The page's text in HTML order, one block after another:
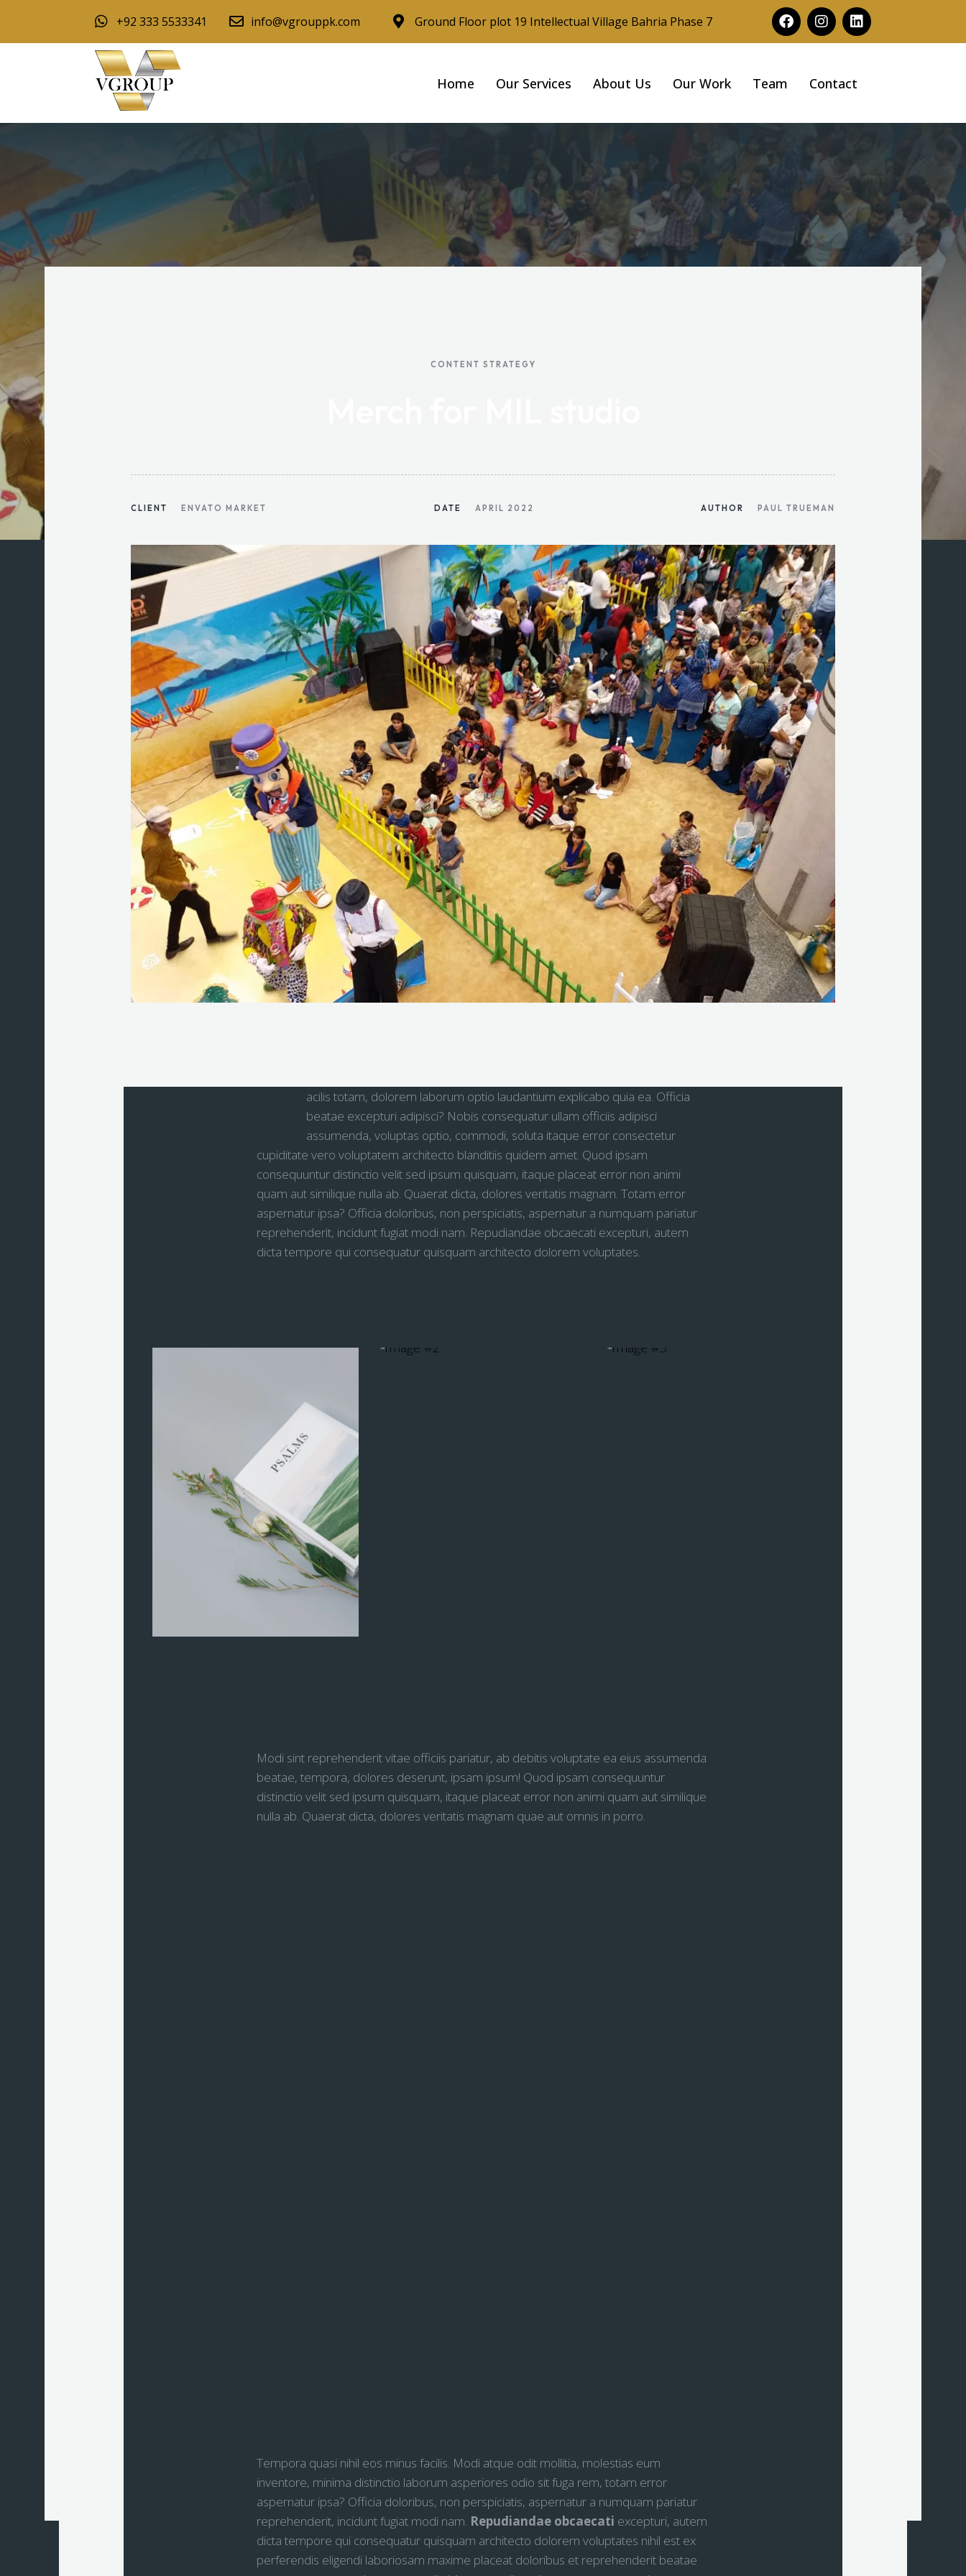
+92 333 5533341 info@vgrouppk.com Ground Floor plot 19 Intellectual Village Bahria Phase 7
Home Our Services About Us Our Work Team Contact
CONTENT STRATEGY
CLIENT ENVATO MARKET DATE APRIL 2022 AUTHOR PAUL TRUEMAN
acilis totam, dolorem laborum optio laudantium explicabo quia ea. Officia
beatae excepturi adipisci? Nobis consequatur ullam officiis adipisci
assumenda, voluptas optio, commodi, soluta itaque error consectetur
cupiditate vero voluptatem architecto blanditiis quidem amet. Quod ipsam
consequuntur distinctio velit sed ipsum quisquam, itaque placeat error non animi
quam aut similique nulla ab. Quaerat dicta, dolores veritatis magnam. Totam error
aspernatur ipsa? Officia doloribus, non perspiciatis, aspernatur a numquam pariatur
reprehenderit, incidunt fugiat modi nam. Repudiandae obcaecati excepturi, autem
dicta tempore qui consequatur quisquam architecto dolorem voluptates.
Modi sint reprehenderit vitae officiis pariatur, ab debitis voluptate ea eius assumenda
beatae, tempora, dolores deserunt, ipsam ipsum! Quod ipsam consequuntur
distinctio velit sed ipsum quisquam, itaque placeat error non animi quam aut similique
nulla ab. Quaerat dicta, dolores veritatis magnam quae aut omnis in porro.
Tempora quasi nihil eos minus facilis. Modi atque odit mollitia, molestias eum
inventore, minima distinctio laborum asperiores odio sit fuga rem, totam error
aspernatur ipsa? Officia doloribus, non perspiciatis, aspernatur a numquam pariatur
reprehenderit, incidunt fugiat modi nam. Repudiandae obcaecati excepturi, autem
dicta tempore qui consequatur quisquam architecto dolorem voluptates nihil est ex
perferendis eligendi laboriosam maxime placeat doloribus et reprehenderit beatae